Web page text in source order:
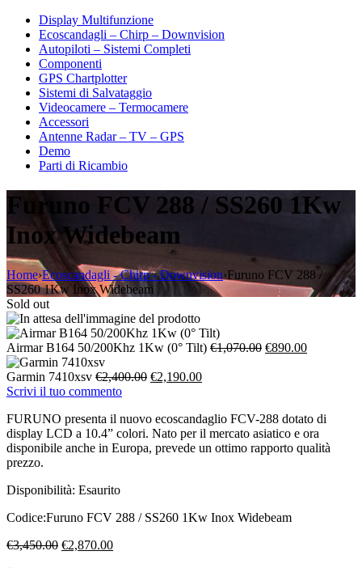
Display Multifunzione
Ecoscandagli – Chirp – Downvision
Autopiloti – Sistemi Completi
Componenti
GPS Chartplotter
Sistemi di Salvataggio
Videocamere – Termocamere
Accessori
Antenne Radar – TV – GPS
Demo
Parti di Ricambio
Furuno FCV 288 / SS260 1Kw
Inox Widebeam
Home›Ecoscandagli - Chirp - Downvision›Furuno FCV 288 /
SS260 1Kw Inox Widebeam
Sold out
Airmar B164 50/200Khz 1Kw (0° Tilt) €1,070.00 Il
€890.00Il
Garmin 7410xsv €2,400.00 Il
era:
€2,400.00.
€2,190.00Il
è:
€2,190.00.
Scrivi il tuo commento
FURUNO presenta il nuovo ecoscandaglio FCV-288 dotato di
display LCD a 10.4” colori. Nato per il mercato asiatico e ora
disponibile anche in Europa, prevede un ottimo rapporto qualità
prezzo.
Disponibilità: Esaurito
Codice:Furuno FCV 288 / SS260 1Kw Inox Widebeam
€3,450.00 Il
€2,870.00Il